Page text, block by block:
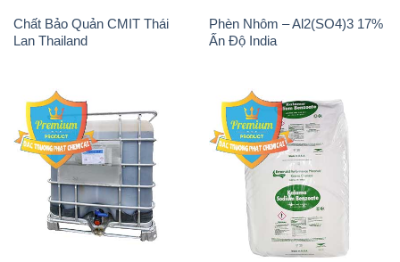
Chất Bảo Quản CMIT Thái
Lan Thailand
Phèn Nhôm – Al2(SO4)3 17%
Ấn Độ India